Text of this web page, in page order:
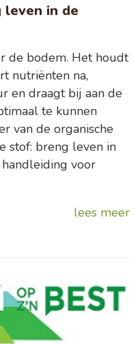
leven in de
de bodem. Het houdt
nutriënten na,
en draagt bij aan de
te kunnen
van de organische
stof: breng leven in
handleiding voor
lees meer